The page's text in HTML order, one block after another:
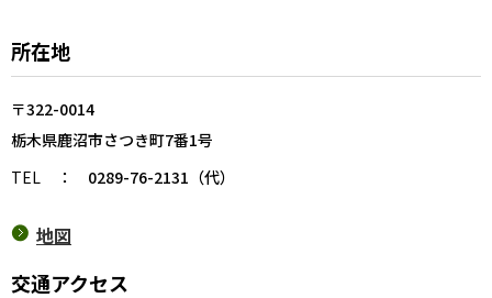
所在地
〒322-0014
栃木県鹿沼市さつき町7番1号
TEL
： 0289-76-2131（代）
地図
交通アクセス